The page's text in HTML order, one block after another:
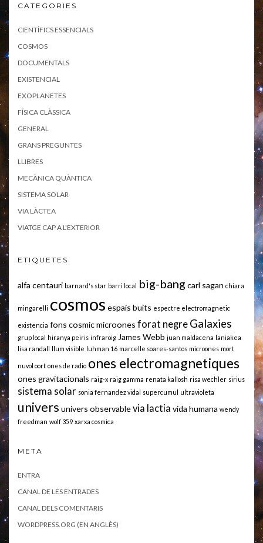
CATEGORIES
CIENTÍFICS ESSENCIALS
COSMOS
DOCUMENTALS
EXISTENCIAL
EXOPLANETES
FÍSICA CLÀSSICA
GENERAL
GRANS PREGUNTES
LLIBRES
MECÀNICA QUÀNTICA
SISTEMA SOLAR
VIA LÀCTEA
VIATGE CAP A L'EXTERIOR
ETIQUETES
alfa centauri barnard's star barri local big-bang carl sagan chiara
mingarelli cosmos espais buits espectre electromagnetic
existencia fons cosmic microones forat negre Galaxies
grup local hiranya peiris infraroig James Webb juan maldacena laniakea
lisa randall
llum visible luhman 16 marcelle soares-santos microones mort
nuvol oort ones de radio ones electromagnetiques
ones gravitacionals raig-x raig gamma renata kallosh risa wechler sirius
sistema solar sonia fernandez vidal supercumul ultravioleta
univers univers observablevia lactia vida humana wendy
freedman wolf 359 xarxa cosmica
META
ENTRA
CANAL DE LES ENTRADES
CANAL DELS COMENTARIS
WORDPRESS.ORG (EN ANGLÈS)